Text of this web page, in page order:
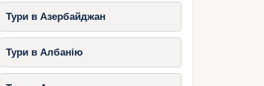
Тури в Азербайджан
Тури в Албанію